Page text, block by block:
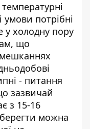
потрібні
у холодну пору
що
- питання
зазвичай
з 15-16
можна